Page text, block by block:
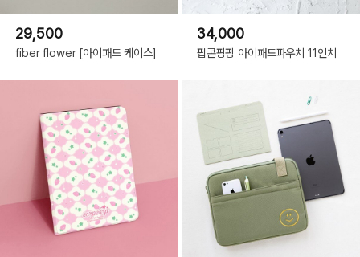
29,500
fiber flower [아이패드 케이스]
34,000
팝콘팡팡 아이패드파우치 11인치